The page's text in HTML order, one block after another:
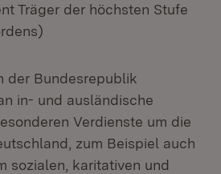
Träger der höchsten Stufe
der Bundesrepublik
in- und ausländische
Verdienste um die
zum Beispiel auch
sozialen, karitativen und